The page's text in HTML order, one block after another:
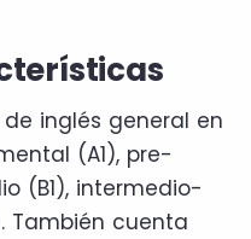
inglés general en
(A1), pre-
(B1), intermedio-
También cuenta